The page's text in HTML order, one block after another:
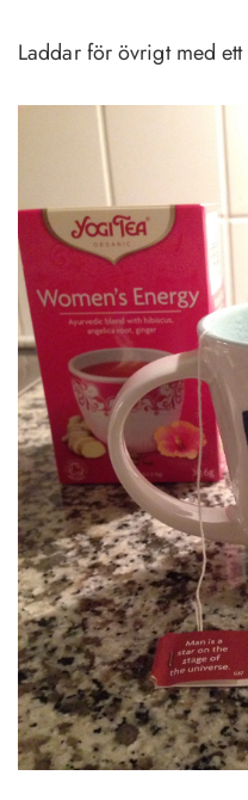
Laddar för övrigt med